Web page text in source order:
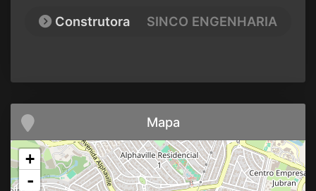
Construtora
SINCO ENGENHARIA
Mapa
+
-